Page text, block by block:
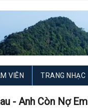
VIÊN TRANG NHẠC
- Anh Còn Nợ Em